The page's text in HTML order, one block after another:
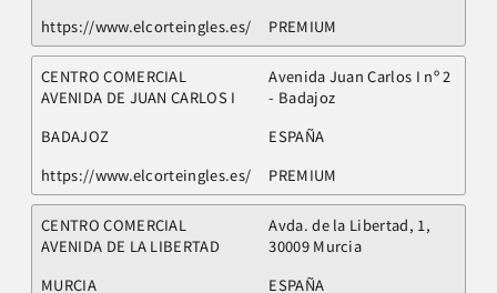
https://www.elcorteingles.es/
PREMIUM
CENTRO COMERCIAL
AVENIDA DE JUAN CARLOS I
Avenida Juan Carlos I nº 2
- Badajoz
BADAJOZ
ESPAÑA
https://www.elcorteingles.es/
PREMIUM
CENTRO COMERCIAL
AVENIDA DE LA LIBERTAD
Avda. de la Libertad, 1,
30009 Murcia
MURCIA
ESPAÑA